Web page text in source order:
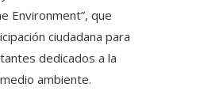
Environment”, que
ciudadana para
dedicados a la
ambiente.